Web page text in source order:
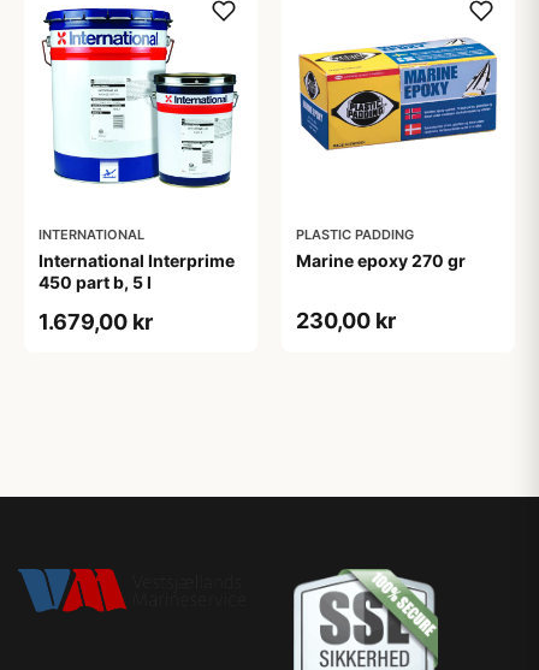
INTERNATIONAL
International Interprime
450 part b, 5 l
1.679,00 kr
PLASTIC PADDING
Marine epoxy 270 gr
230,00 kr